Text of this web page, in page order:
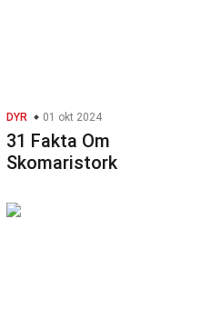
DYR 01 okt 2024
31 Fakta Om
Skomaristork